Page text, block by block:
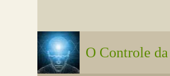
O Controle